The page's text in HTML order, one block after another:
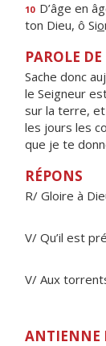
10 D’âge en
ton Dieu, ô Sio
PAROLE
Sache donc
le Seigneur
sur la terre, et
les jours les
que je te
RÉPONS
R/ Gloire à
V/ Qu’il est
V/ Aux
ANTIENNE